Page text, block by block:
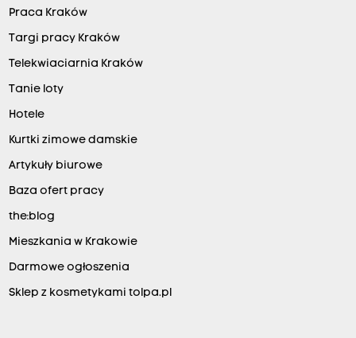
Praca Kraków
Targi pracy Kraków
Telekwiaciarnia Kraków
Tanie loty
Hotele
Kurtki zimowe damskie
Artykuły biurowe
Baza ofert pracy
the:blog
Mieszkania w Krakowie
Darmowe ogłoszenia
Sklep z kosmetykami tolpa.pl